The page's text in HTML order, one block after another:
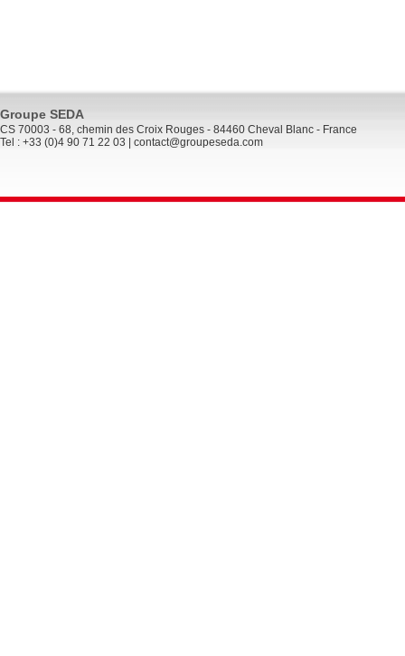
Groupe SEDA
CS 70003 - 68, chemin des Croix Rouges - 84460 Cheval Blanc - France
Tel : +33 (0)4 90 71 22 03 | contact@groupeseda.com